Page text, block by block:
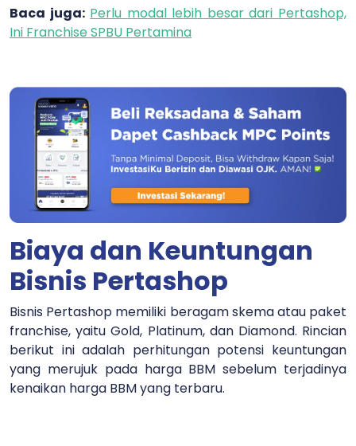
Baca juga: Perlu modal lebih besar dari Pertashop,
Ini Franchise SPBU Pertamina
Biaya dan Keuntungan
Bisnis Pertashop
Bisnis Pertashop memiliki beragam skema atau paket
franchise, yaitu Gold, Platinum, dan Diamond. Rincian
berikut ini adalah perhitungan potensi keuntungan
yang merujuk pada harga BBM sebelum terjadinya
kenaikan harga BBM yang terbaru.